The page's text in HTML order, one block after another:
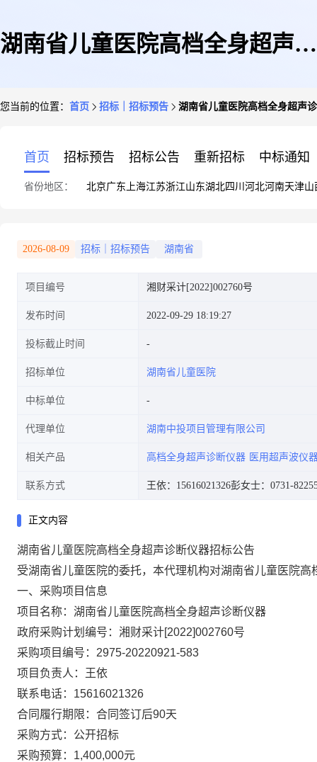
湖南省儿童医院高档全身超声诊
您当前的位置： 首页 招标｜招标预告 湖南省儿童医院高档全身超声
首页 招标预告 招标公告 重新招标 中标通知
省份地区： 北京广东 上海江苏浙江山东湖北四川 河北河南天津山
2026-08-09 招标｜招标预告 湖南省
项目编号 湘财采计[2022]002760号
发布时间 2022-09-29 18:19:27
投标截止时间
招标单位 湖南省儿童医院
中标单位
代理单位 湖南中投项目管理有限公司
相关产品 高档全身超声诊断仪器 医用超声波仪
联系方式 王依：15616021326彭女士：0731-
正文内容
湖南省儿童医院高档全身超声诊断仪器招标公告
受湖南省儿童医院的委托，本代理机构对湖南省儿童医院
一、采购项目信息
项目名称：湖南省儿童医院高档全身超声诊断仪器
政府采购计划编号：湘财采计[2022]002760号
采购项目编号： 2975-20220921-583
项目负责人：王依
联系电话： 15616021326
合同履行期限：合同签订后90天
采购方式：公开招标
采购预算： 1,400,000元